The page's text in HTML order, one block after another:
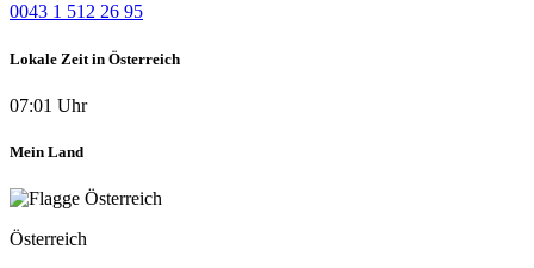
0043 1 512 26 95
Lokale Zeit in Österreich
07:01 Uhr
Mein Land
Österreich